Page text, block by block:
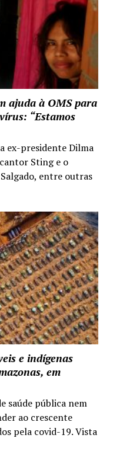
ajuda à OMS para
“Estamos
ex-presidente Dilma
Sting e o
entre outras
e indígenas
em
saúde pública nem
ao crescente
pela covid-19. Vista